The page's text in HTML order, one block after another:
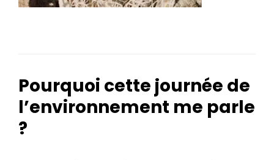
Pourquoi cette journée de
l’environnement me parle
?